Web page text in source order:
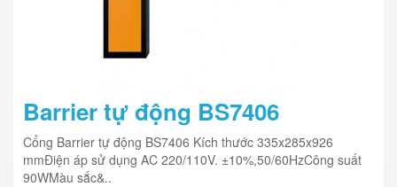
Barrier tự động BS7406
Cổng Barrier tự động BS7406 Kích thước 335x285x926
mmĐiện áp sử dụng AC 220/110V. ±10%,50/60HzCông suất
90WMàu sắc&..